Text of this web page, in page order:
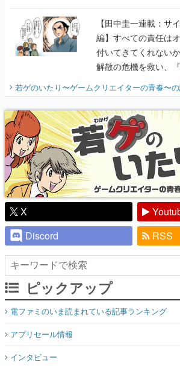
に行って、より理解
【田中圭一連載：サ
編】すべての責任は
付いてきてくれない
解散の危機を救い、
『少年ジャンプ』色
り】
若ゲのいたり〜ゲームクリエイターの青春〜
X
Discord
RSS
ピックアップ
電ファミのいま読まれている記事ランキング
アプリセール情報
インタビュー